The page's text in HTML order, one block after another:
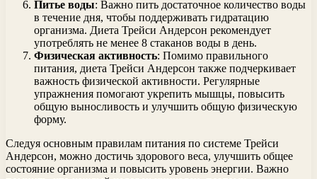
Питье воды: Важно пить достаточное количество воды
в течение дня, чтобы поддерживать гидратацию
организма. Диета Трейси Андерсон рекомендует
употреблять не менее 8 стаканов воды в день.
Физическая активность: Помимо правильного
питания, диета Трейси Андерсон также подчеркивает
важность физической активности. Регулярные
упражнения помогают укрепить мышцы, повысить
общую выносливость и улучшить общую физическую
форму.
Следуя основным правилам питания по системе Трейси
Андерсон, можно достичь здорового веса, улучшить общее
состояние организма и повысить уровень энергии. Важно